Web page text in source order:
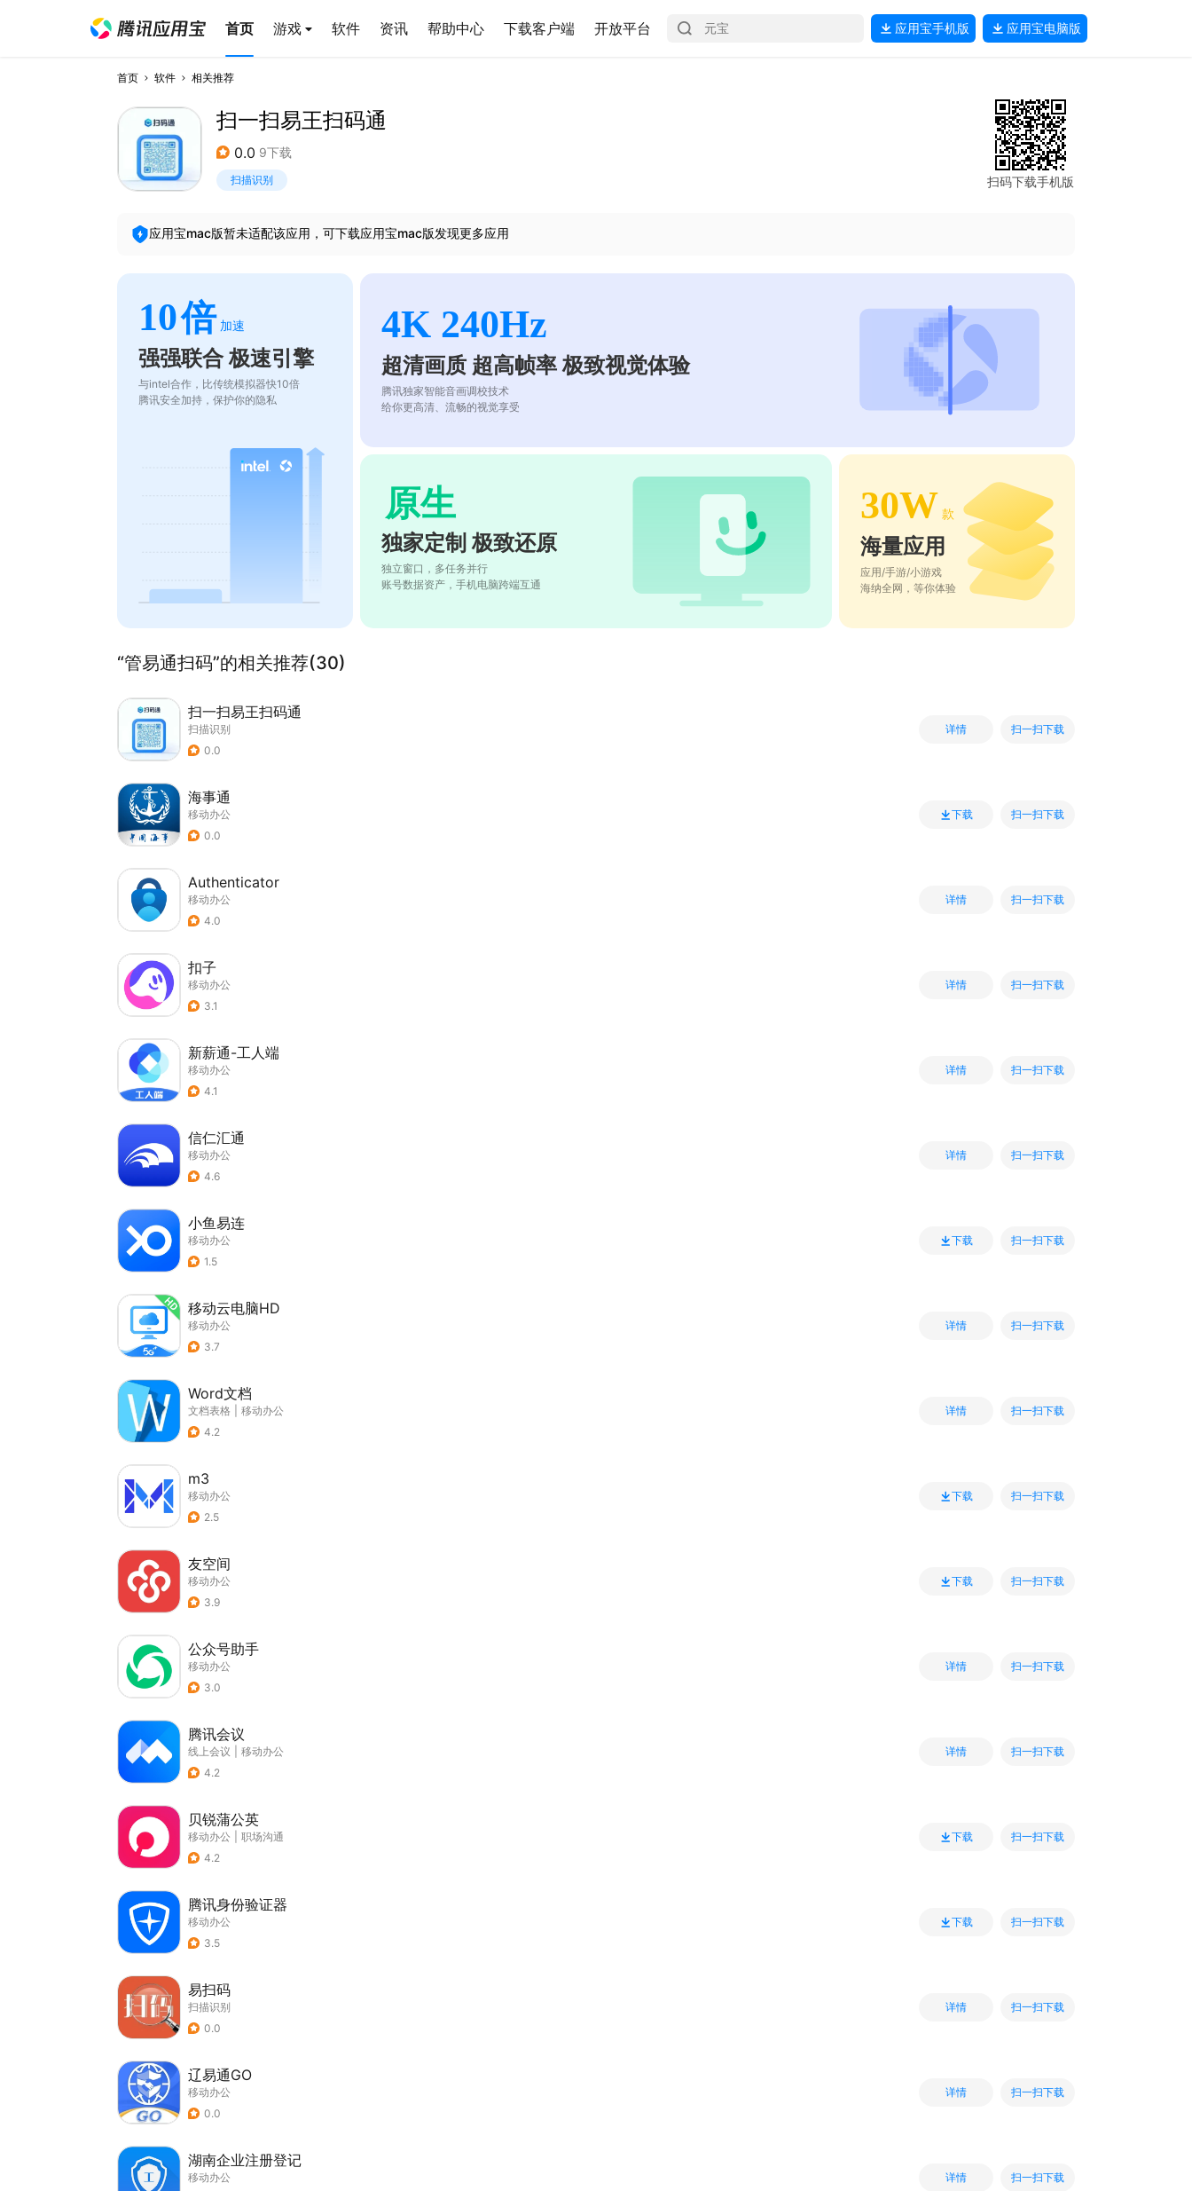
首页 游戏 软件 资讯 帮助中心 下载客户端 开放平台 应用宝手机版 应用宝电脑版
首页 软件 相关推荐
扫一扫易王扫码通
0.0 9下载
扫描识别 扫码下载手机版
应用宝mac版暂未适配该应用，可下载应用宝mac版发现更多应用
10倍 加速
强强联合 极速引擎
与intel合作，比传统模拟器快10倍
腾讯安全加持，保护你的隐私
4K 240Hz
超清画质 超高帧率 极致视觉体验
腾讯独家智能音画调校技术
给你更高清、流畅的视觉享受
原生
独家定制 极致还原
独立窗口，多任务并行
账号数据资产，手机电脑跨端互通
30W 款
海量应用
应用/手游/小游戏
海纳全网，等你体验
“管易通扫码”的相关推荐(30)
扫一扫易王扫码通
扫描识别
0.0
详情 扫一扫下载
海事通
移动办公
0.0
下载 扫一扫下载
Authenticator
移动办公
4.0
详情 扫一扫下载
扣子
移动办公
3.1
详情 扫一扫下载
新薪通-工人端
移动办公
4.1
详情 扫一扫下载
信仁汇通
移动办公
4.6
详情 扫一扫下载
小鱼易连
移动办公
1.5
下载 扫一扫下载
移动云电脑HD
移动办公
3.7
详情 扫一扫下载
Word文档
文档表格
移动办公
4.2
详情 扫一扫下载
m3
移动办公
2.5
下载 扫一扫下载
友空间
移动办公
3.9
下载 扫一扫下载
公众号助手
移动办公
3.0
详情 扫一扫下载
腾讯会议
线上会议
移动办公
4.2
详情 扫一扫下载
贝锐蒲公英
移动办公
职场沟通
4.2
下载 扫一扫下载
腾讯身份验证器
移动办公
3.5
下载 扫一扫下载
易扫码
扫描识别
0.0
详情 扫一扫下载
辽易通GO
移动办公
0.0
详情 扫一扫下载
湖南企业注册登记
移动办公
详情 扫一扫下载